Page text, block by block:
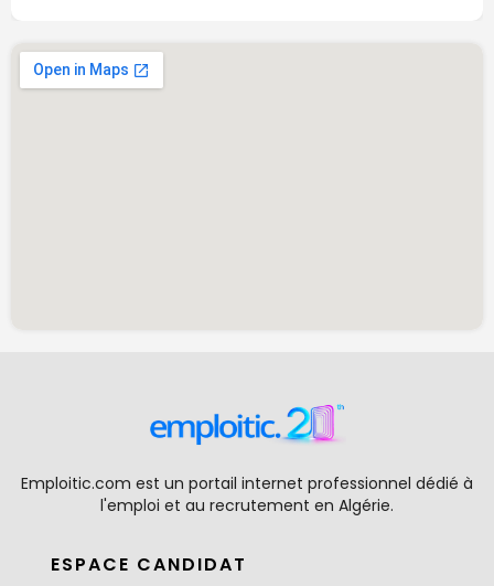
Emploitic.com est un portail internet professionnel dédié à
l'emploi et au recrutement en Algérie.
ESPACE CANDIDAT